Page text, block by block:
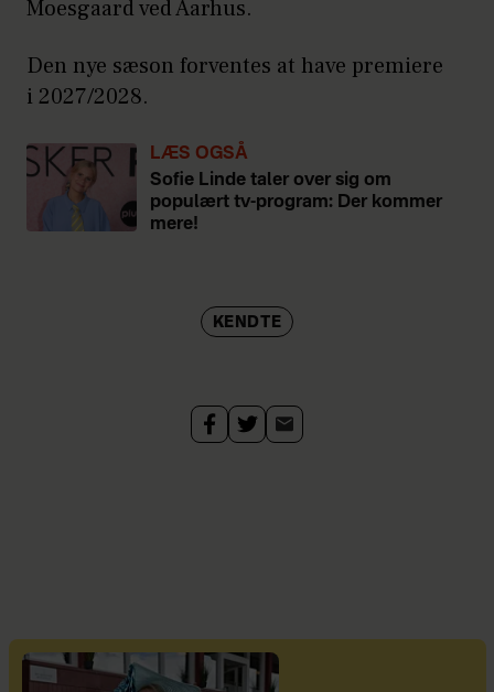
Moesgaard ved Aarhus.
Den nye sæson forventes at have premiere
i 2027/2028.
LÆS OGSÅ
Sofie Linde taler over sig om
populært tv-program: Der kommer
mere!
KENDTE